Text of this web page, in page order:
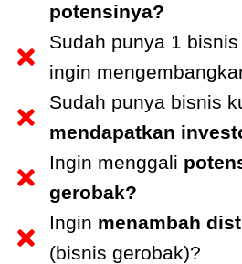
potensinya?
Sudah punya 1
ingin
Sudah punya bisnis
mendapatkan
Ingin menggali
gerobak?
Ingin menambah
(bisnis gerobak)?